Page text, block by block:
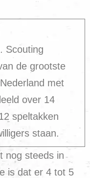
Scouting
de grootste
met
over 14
speltakken
staan.
nog steeds in
is dat er 4 tot 5